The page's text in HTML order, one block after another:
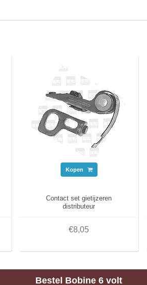
Kopen
Contact set gietijzeren
distributeur
€8,05
Bestel Bobine 6 volt